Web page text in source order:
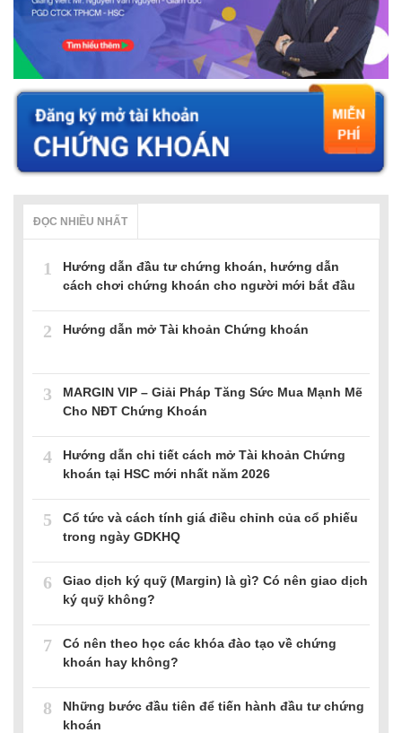
ĐỌC NHIỀU NHẤT
1
Hướng dẫn đầu tư chứng khoán, hướng dẫn
cách chơi chứng khoán cho người mới bắt đầu
2 Hướng dẫn mở Tài khoản Chứng khoán
3
MARGIN VIP – Giải Pháp Tăng Sức Mua Mạnh Mẽ
Cho NĐT Chứng Khoán
4
Hướng dẫn chi tiết cách mở Tài khoản Chứng
khoán tại HSC mới nhất năm 2026
5
Cổ tức và cách tính giá điều chỉnh của cổ phiếu
trong ngày GDKHQ
6
Giao dịch ký quỹ (Margin) là gì? Có nên giao dịch
ký quỹ không?
7
Có nên theo học các khóa đào tạo về chứng
khoán hay không?
8
Những bước đầu tiên để tiến hành đầu tư chứng
khoán